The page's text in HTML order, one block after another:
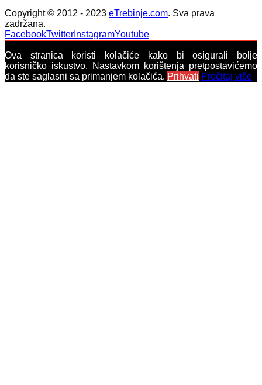
Copyright © 2012 - 2023 eTrebinje.com. Sva prava
zadržana.
FacebookTwitter InstagramYoutube
Ova stranica koristi kolačiće kako bi osigurali bolje
korisničko iskustvo. Nastavkom korištenja pretpostavićemo
da ste saglasni sa primanjem kolačića. Prihvati Pročitaj više